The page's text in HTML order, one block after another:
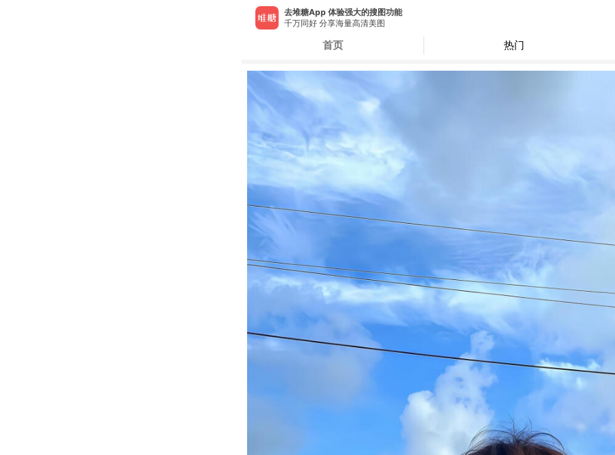
去堆糖App 体验强大的搜图功能
千万同好 分享海量高清美图
首页 热门